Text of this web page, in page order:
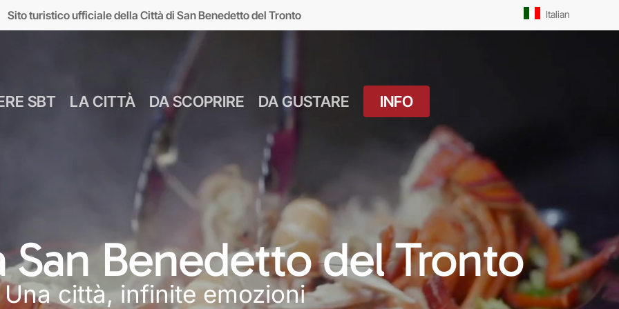
Sito turistico ufficiale della Città di San Benedetto del Tronto Italian
Luglio
Agosto
Culture
Food & Drink
Market
SBT LA CITTÀ DA SCOPRIRE
d’Arte sul Mare
MARE
Lungomare
Giardini sul mare
OUTDOOR
Il Molo
Pista Ciclabile
DA GUSTARE INFO
Bus Navetta Gratuito
Come Spostarsi
Come Arrivare
Orari Messe: Feriale
Orari Messe:
Prefestivo
Orari Messe: Festivo
San Benedetto del Tronto
Una città, infinite emozioni